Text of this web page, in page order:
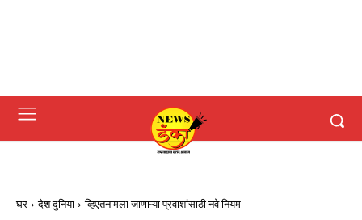
घर देश दुनिया व्हिएतनामला जाणाऱ्या प्रवाशांसाठी नवे नियम